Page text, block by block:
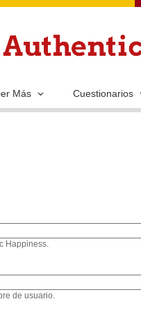
Más Cuestionarios
Happiness.
de usuario.